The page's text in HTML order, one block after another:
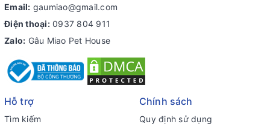
Email: gaumiao@gmail.com
Điện thoại: 0937 804 911
Zalo: Gâu Miao Pet House
Hỗ trợ
Tìm kiếm
Chính sách
Quy định sử dụng